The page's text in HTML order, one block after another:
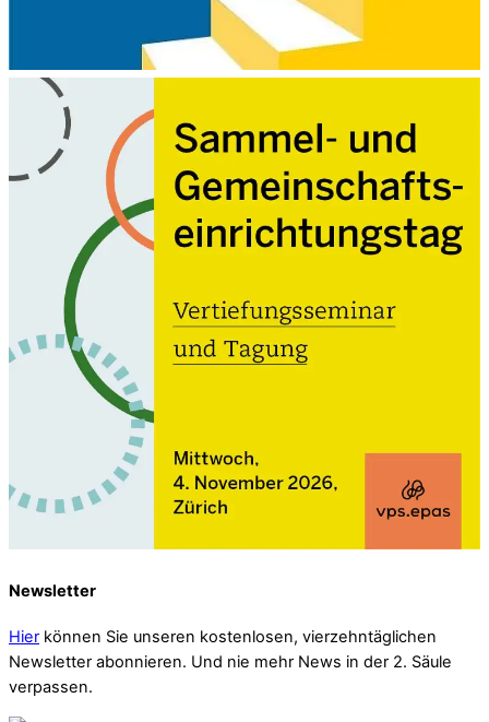
Newsletter
Hier können Sie unseren kostenlosen, vierzehntäglichen
Newsletter abonnieren. Und nie mehr News in der 2. Säule
verpassen.